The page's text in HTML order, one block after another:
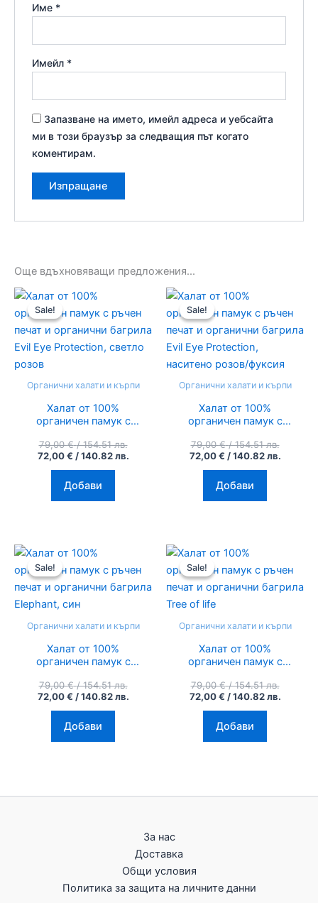
Име *
Имейл *
Запазване на името, имейл адреса и уебсайта
ми в този браузър за следващия път когато
коментирам.
Още вдъхновяващи предложения...
Sale!
Sale!
Органични халати и кърпи
Халат от 100%
органичен памук с
органични багрила
Evil Eye Protection,
светло розов
79,00€ / 154.51 лв.
was:
79,00 €
/
154.51
72,00€ / 140.82 лв.
Текущата
е:
72,00 €
/
140.82
Добави
Sale!
Sale!
Органични халати и кърпи
Халат от 100%
органичен памук с
органични багрила
Evil Eye Protection,
наситено розов/
фуксия
79,00€ / 154.51 лв.
was:
79,00 €
/
лв..
72,00€ / 140.82 лв.
е:
72,00 €
/
лв..
Добави
Sale!
Sale!
Органични халати и кърпи
Халат от 100%
органичен памук с
органични багрила
Elephant, син
79,00€ / 154.51 лв.
was:
79,00 €
/
72,00€ / 140.82 лв.
Текущата
е:
72,00 €
/
Добави
Sale!
Sale!
Органични халати и кърпи
Халат от 100%
органичен памук с
органични багрила
Tree of life
79,00€ / 154.51 лв.
was:
79,00 €
/
72,00€ / 140.82 лв.
е:
72,00 €
/
Добави
За нас
Доставка
Общи условия
Политика за защита на личните данни